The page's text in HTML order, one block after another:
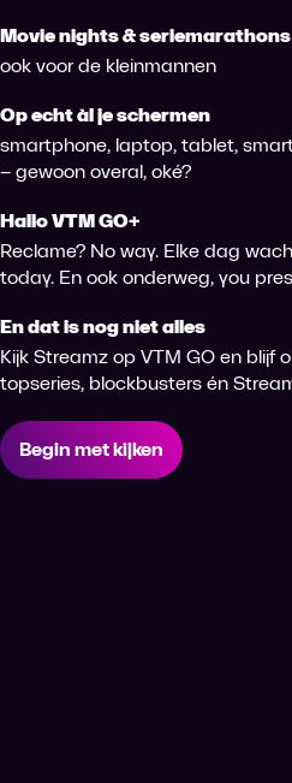
Movie nights & seriemarathons
ook voor de kleinmannen
Op echt àl je schermen
smartphone, laptop, tablet,
– gewoon overal, oké?
Hallo VTM GO+
Reclame? No way. Elke dag
today. En ook onderweg, you
En dat is nog niet alles
Kijk Streamz op VTM GO en blijf
topseries, blockbusters én
Begin met kijken